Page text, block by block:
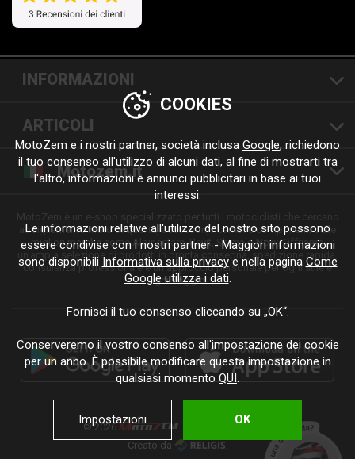
INFORMAZIONI
ARTICOLI
Motozem.it
abbigliamento moto di qualità, accessori, ricambi e componenti delle
migliori marche come Alpinestars, Revit, Shima o Nexx. Offriamo
un'ampia selezione di prodotti in pronta consegna, spedizione rapida,
consulenza professionale e un approccio personale per ogni stile e
ogni viaggio.
© 2026
. Tutti i diritti riservati.
Creato da
.
COOKIES
MotoZem e i nostri partner, società inclusa Google, richiedono
il tuo consenso all'utilizzo di alcuni dati, al fine di mostrarti tra
l'altro, informazioni e annunci pubblicitari in base ai tuoi
interessi.
Le informazioni relative all'utilizzo del nostro sito possono
essere condivise con i nostri partner - Maggiori informazioni
sono disponibili Informativa sulla privacye nella pagina Come
Google utilizza i dati.
Fornisci il tuo consenso cliccando su „OK“.
Conserveremo il vostro consenso all'impostazione dei cookie
per un anno. È possibile modificare questa impostazione in
qualsiasi momento QUI.
Impostazioni OK